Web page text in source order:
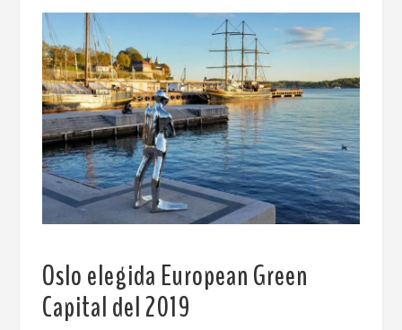
Oslo elegida European Green
Capital del 2019